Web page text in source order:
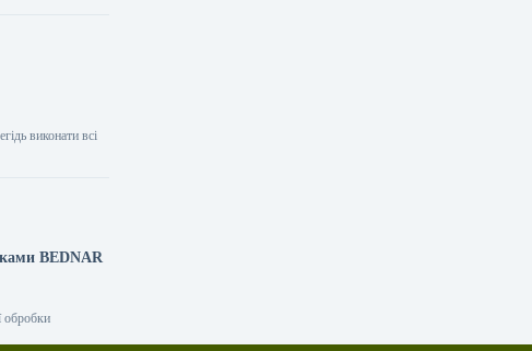
виконати всі
BEDNAR
обробки